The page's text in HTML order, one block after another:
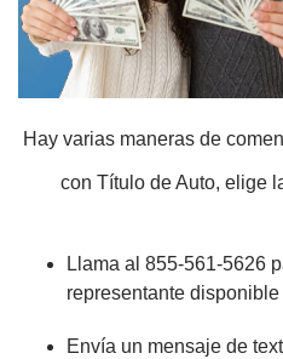
Hay varias maneras de
con Título de Auto, elige
Llama al 855-561-5626
representante
Envía un mensaje de